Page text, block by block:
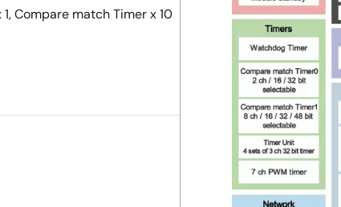
Compare match Timer x 10